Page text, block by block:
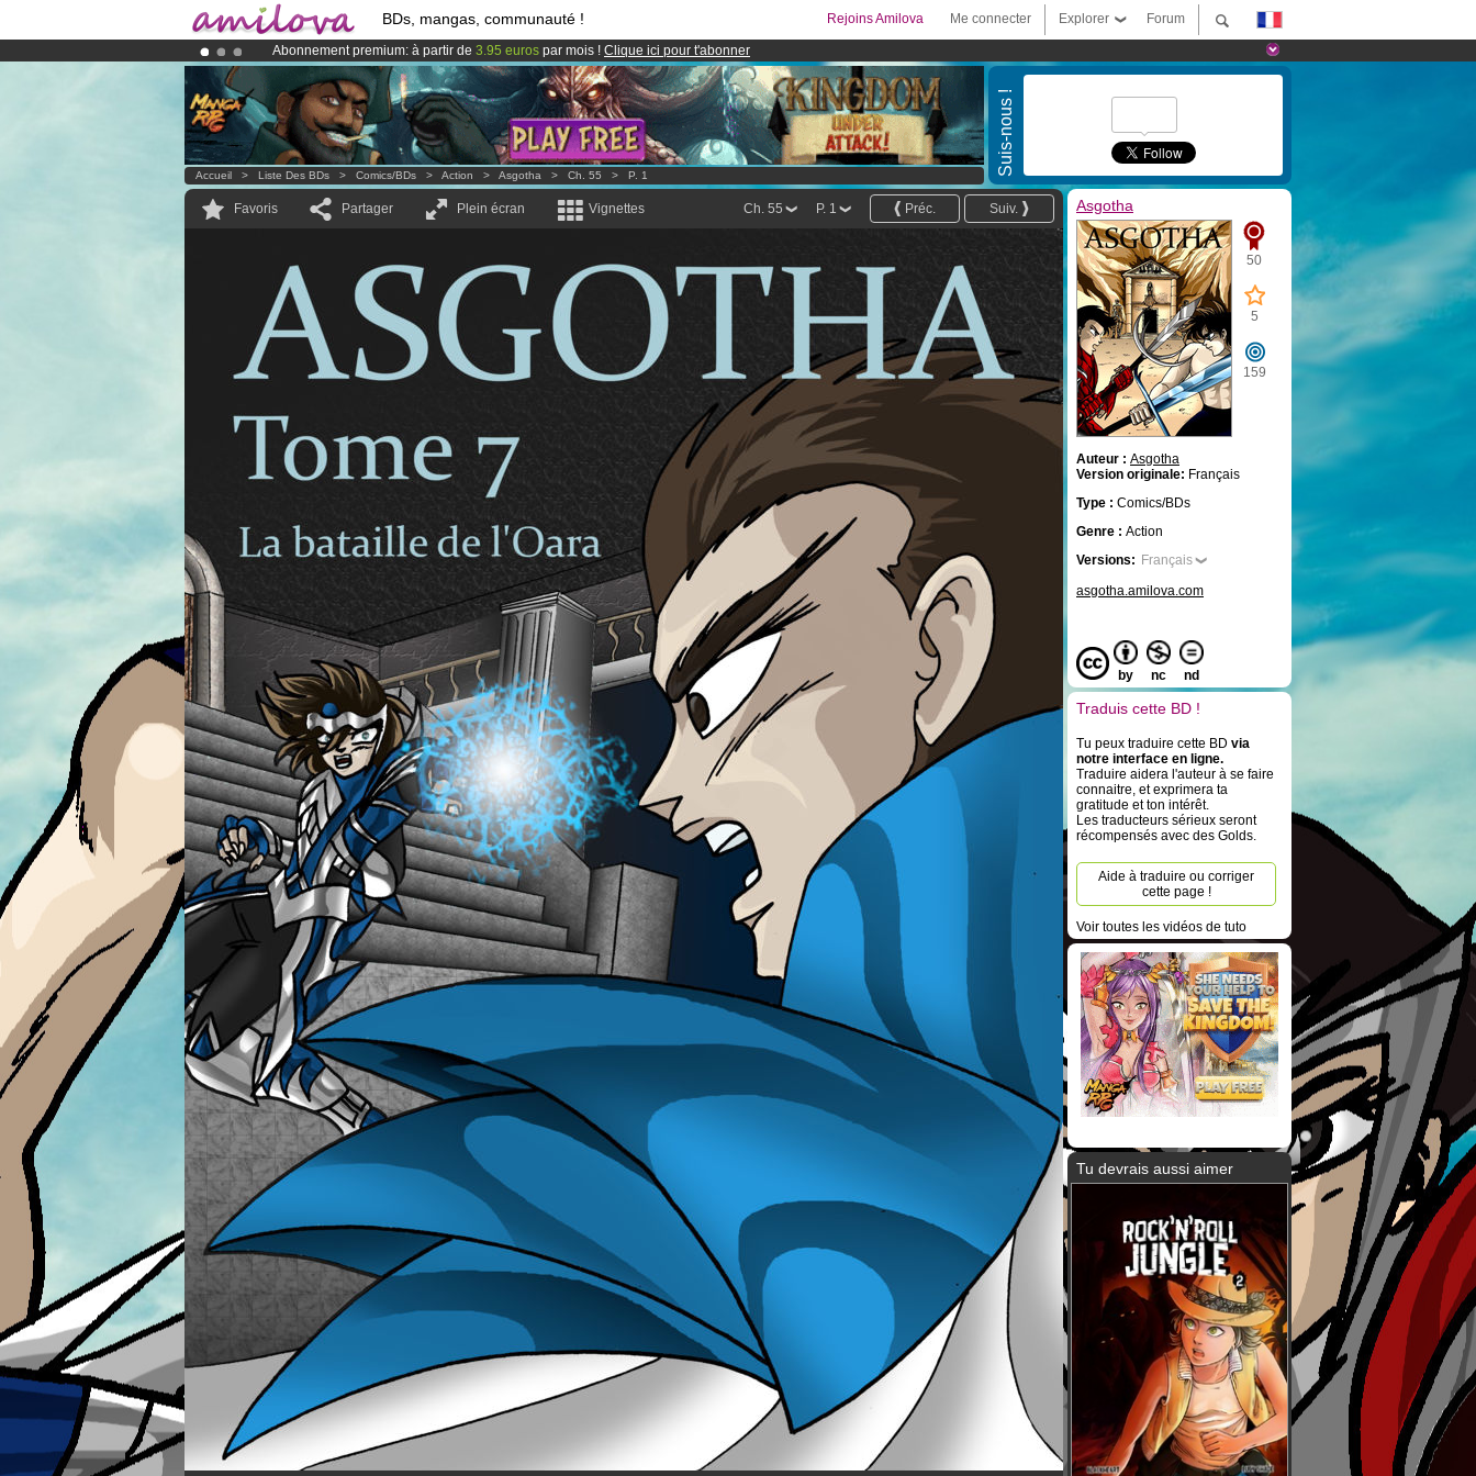
BDs, mangas, communauté ! Forum
Explorer
Me connecter
Rejoins Amilova
Abonnement premium: à partir de 3.95 euros par mois ! Clique ici pour t'abonner
Déjà 100000membreset 1000BDs & Mangas!
LeKickstarter Amilova est désormais lancé
Suis-nous !
Accueil > Liste Des BDs > Comics/BDs > Action > Asgotha > Ch. 55 > P. 1
Favoris Partager Plein écran Vignettes Suiv.
Préc.
P. 1
Ch. 55 Asgotha
50
5
159
Auteur : Asgotha
Version originale: Français
Type : Comics/BDs
Genre : Action
Versions: Français
asgotha.amilova.com
by nc nd
Traduis cette BD !
Tu peux traduire cette BD via
notre interface en ligne.
Traduire aidera l'auteur à se faire
connaitre, et exprimera ta
gratitude et ton intérêt.
Les traducteurs sérieux seront
récompensés avec des Golds.
Aide à traduire ou corriger
cette page !
Voir toutes les vidéos de tuto
Tu devrais aussi aimer